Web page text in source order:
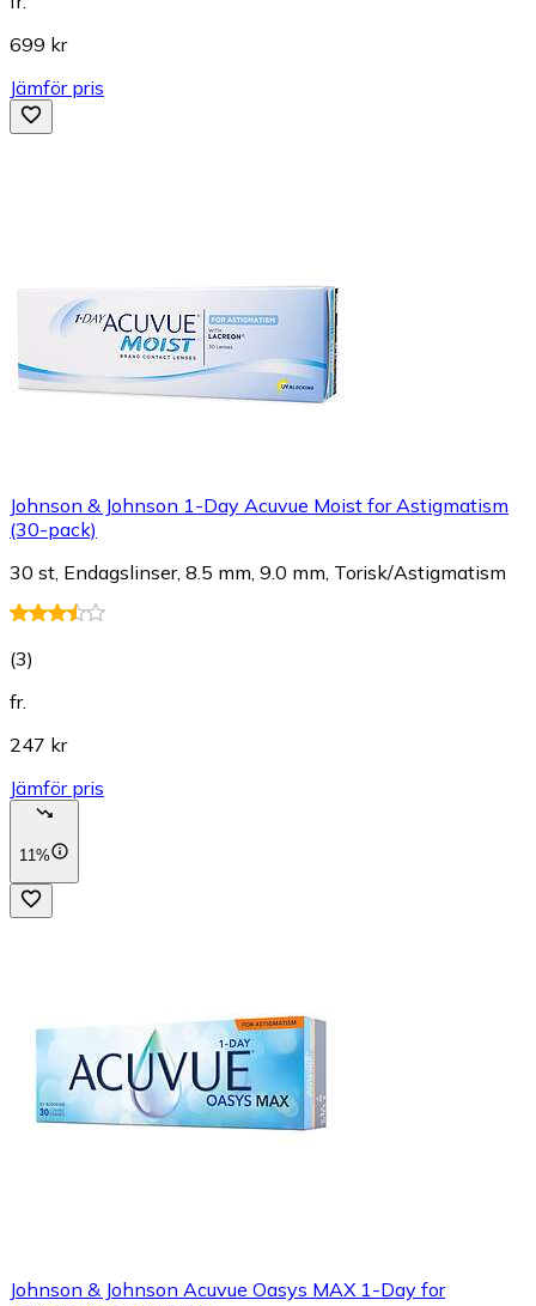
699 kr
Jämför pris
Johnson & Johnson 1-Day Acuvue Moist for Astigmatism
(30-pack)
30 st, Endagslinser, 8.5 mm, 9.0 mm, Torisk/Astigmatism
(3)
fr.
247 kr
Jämför pris
11%
Johnson & Johnson Acuvue Oasys MAX 1-Day for